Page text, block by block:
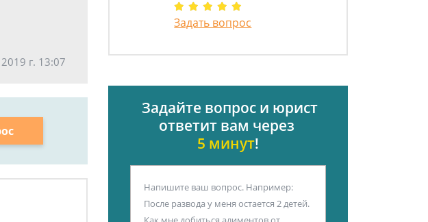
г. 13:07
Задать вопрос
Задайте вопрос и юрист
ответит вам через
5 минут!